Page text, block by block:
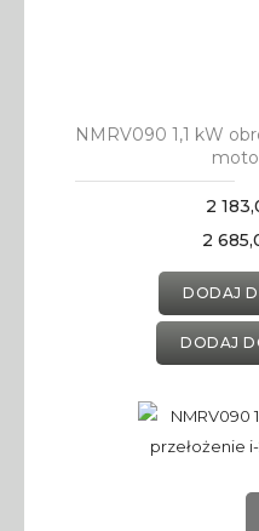
NMRV090 1,1 kW
2
2
DODAJ
DODAJ